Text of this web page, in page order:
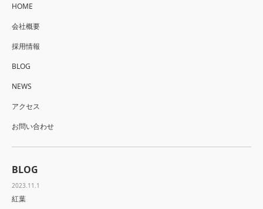
HOME
会社概要
採用情報
BLOG
NEWS
アクセス
お問い合わせ
BLOG
2023.11.1
紅葉